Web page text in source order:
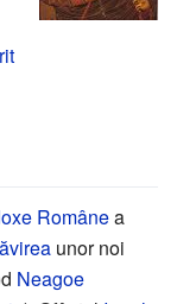
Românea
unor noi
Neagoe